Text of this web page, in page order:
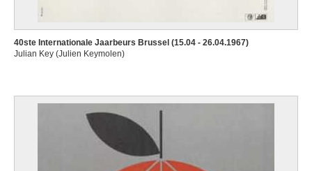
40ste Internationale Jaarbeurs Brussel (15.04 - 26.04.1967)
Julian Key (Julien Keymolen)